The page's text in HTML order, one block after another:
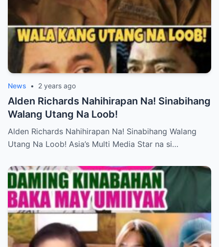
News • 2 years ago
Alden Richards Nahihirapan Na! Sinabihang
Walang Utang Na Loob!
Alden Richards Nahihirapan Na! Sinabihang Walang
Utang Na Loob! Asia’s Multi Media Star na si…